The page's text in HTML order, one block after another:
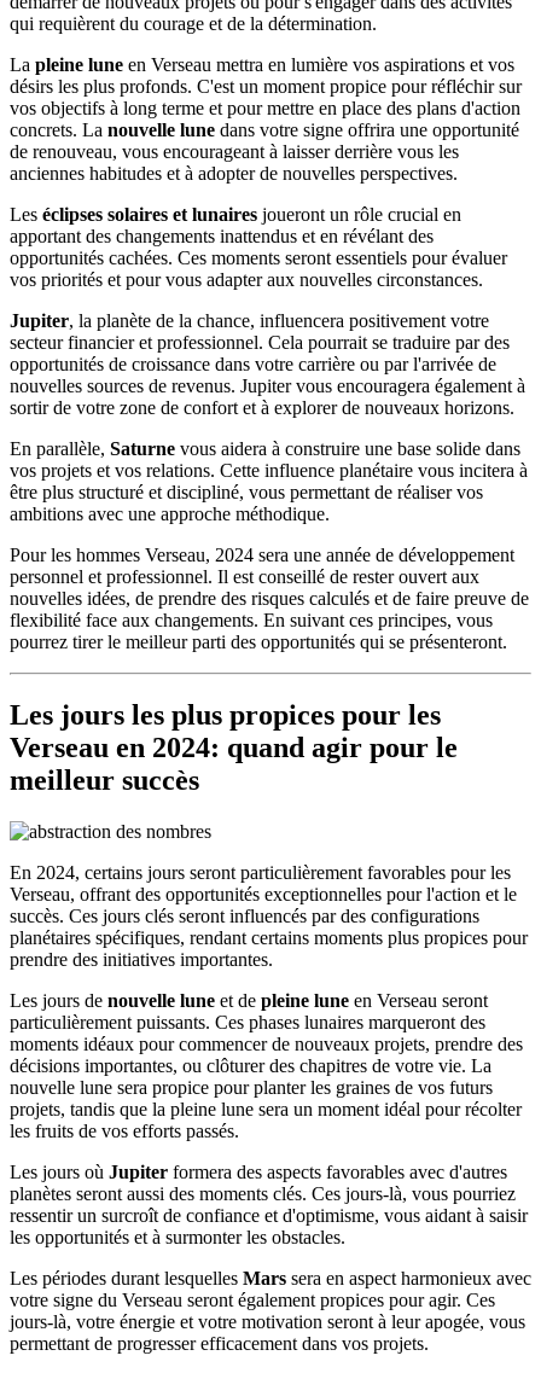
qui requièrent du courage et de la détermination.
La pleine lune en Verseau mettra en lumière vos aspirations et vos
désirs les plus profonds. C'est un moment propice pour réfléchir sur
vos objectifs à long terme et pour mettre en place des plans d'action
concrets. La nouvelle lune dans votre signe offrira une opportunité
de renouveau, vous encourageant à laisser derrière vous les
anciennes habitudes et à adopter de nouvelles perspectives.
Les éclipses solaires et lunaires joueront un rôle crucial en
apportant des changements inattendus et en révélant des
opportunités cachées. Ces moments seront essentiels pour évaluer
vos priorités et pour vous adapter aux nouvelles circonstances.
Jupiter, la planète de la chance, influencera positivement votre
secteur financier et professionnel. Cela pourrait se traduire par des
opportunités de croissance dans votre carrière ou par l'arrivée de
nouvelles sources de revenus. Jupiter vous encouragera également à
sortir de votre zone de confort et à explorer de nouveaux horizons.
En parallèle, Saturne vous aidera à construire une base solide dans
vos projets et vos relations. Cette influence planétaire vous incitera à
être plus structuré et discipliné, vous permettant de réaliser vos
ambitions avec une approche méthodique.
Pour les hommes Verseau, 2024 sera une année de développement
personnel et professionnel. Il est conseillé de rester ouvert aux
nouvelles idées, de prendre des risques calculés et de faire preuve de
flexibilité face aux changements. En suivant ces principes, vous
pourrez tirer le meilleur parti des opportunités qui se présenteront.
Les jours les plus propices pour les
Verseau en 2024: quand agir pour le
meilleur succès
En 2024, certains jours seront particulièrement favorables pour les
Verseau, offrant des opportunités exceptionnelles pour l'action et le
succès. Ces jours clés seront influencés par des configurations
planétaires spécifiques, rendant certains moments plus propices pour
prendre des initiatives importantes.
Les jours de nouvelle lune et de pleine lune en Verseau seront
particulièrement puissants. Ces phases lunaires marqueront des
moments idéaux pour commencer de nouveaux projets, prendre des
décisions importantes, ou clôturer des chapitres de votre vie. La
nouvelle lune sera propice pour planter les graines de vos futurs
projets, tandis que la pleine lune sera un moment idéal pour récolter
les fruits de vos efforts passés.
Les jours où Jupiter formera des aspects favorables avec d'autres
planètes seront aussi des moments clés. Ces jours-là, vous pourriez
ressentir un surcroît de confiance et d'optimisme, vous aidant à saisir
les opportunités et à surmonter les obstacles.
Les périodes durant lesquelles Mars sera en aspect harmonieux avec
votre signe du Verseau seront également propices pour agir. Ces
jours-là, votre énergie et votre motivation seront à leur apogée, vous
permettant de progresser efficacement dans vos projets.